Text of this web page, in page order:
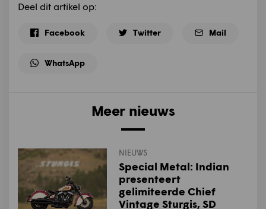
Deel dit artikel op:
Facebook Twitter Mail
WhatsApp
Meer nieuws
NIEUWS
Special Metal: Indian
presenteert
gelimiteerde Chief
Vintage Sturgis, SD